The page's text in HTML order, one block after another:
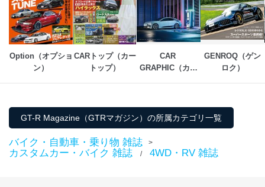
1
当社の定期購読サ
ービス等をご利用
の方の個人情報
購入商品の配送のため
商品代金回収のため
ｅメール等による商品、サービ
ス、キャンペーン等の広告の案内
のため
個人が特定できない形で取得した
閲覧履歴や購買履歴等の情報を分
析して、趣味・嗜好に
広告のため
2
当社にお問合わせ
いただいた方の個
人情報
お問い合わせ対応、トラブル対
処、オペレーター教育など応対品
質向上のため
カスタマーQ＆Aサイトの投稿内容
Option（オプショ
ン）
CARトップ（カー
トップ）
CAR
GRAPHIC（カー
GENROQ（ゲン
ロク）
GT-R Magazine（GTRマガジン）の所属カテゴリ一覧
バイク・自動車・乗り物 雑誌 >
カスタムカー・バイク 雑誌 / 4WD・RV 雑誌